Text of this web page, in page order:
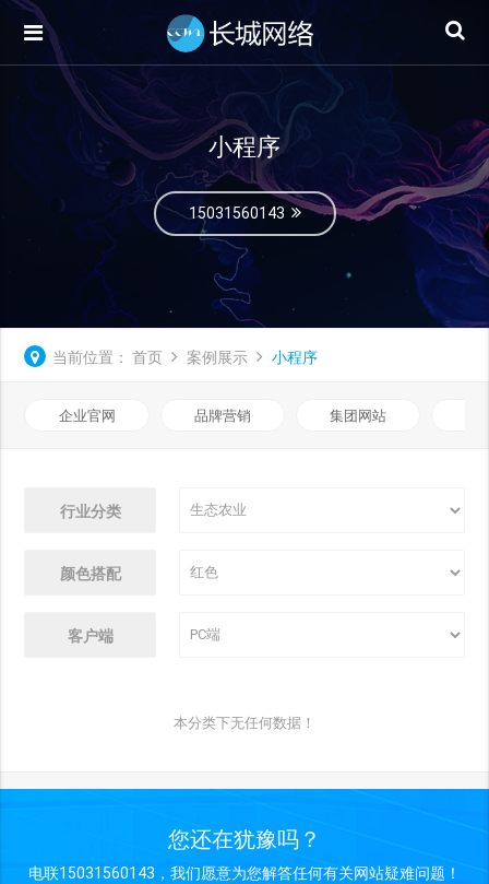
小程序
15031560143
当前位置： 首页 案例展示 小程序
企业官网 品牌营销 集团网站
行业分类
颜色搭配
客户端
本分类下无任何数据！
您还在犹豫吗？
电联15031560143，我们愿意为您解答任何有关网站疑难问题！